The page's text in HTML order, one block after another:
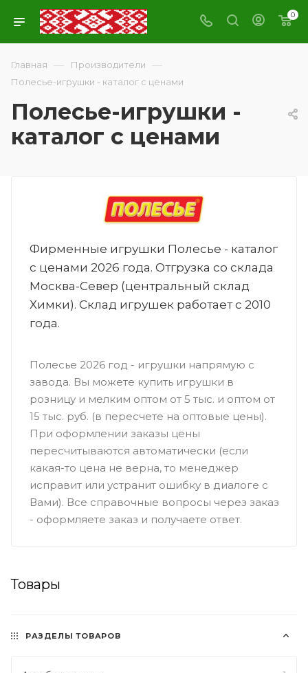
0
Главная — Производители —
Полесье-игрушки - каталог с ценами
Полесье-игрушки -
каталог с ценами
Фирменные игрушки Полесье - каталог
с ценами 2026 года. Отгрузка со склада
Москва-Север (центральный склад
Химки). Склад игрушек работает с 2010
года.
Полесье 2026 год - игрушки напрямую с
завода. Вы можете купить игрушки в
розницу и мелким оптом от 5 тыс. и оптом от
15 тыс. руб. (в пересчете на оптовые цены).
При оформлении заказы цены
пересчитываются автоматически (если
какая-то цена не верна, то менеджер
исправит или устранит ошибку в диалоге с
Вами). Все справочные вопросы через заказ
- оформляете заказ и получаете ответ.
Товары
РАЗДЕЛЫ ТОВАРОВ